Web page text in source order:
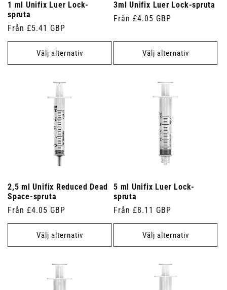
1 ml Unifix Luer Lock-
spruta
Ordinarie
pris
Från £5.41 GBP
Välj alternativ
3ml Unifix Luer Lock-spruta
Ordinarie
Från £4.05 GBP
Välj alternativ
2,5 ml Unifix Reduced Dead
Space-spruta
Ordinarie
pris
Från £4.05 GBP
Välj alternativ
5 ml Unifix Luer Lock-
spruta
Ordinarie
pris
Från £8.11 GBP
Välj alternativ